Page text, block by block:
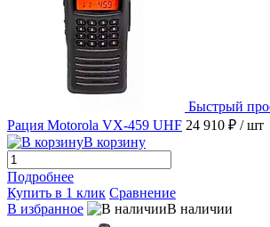
Быстрый
Рация Motorola VX-459 UHF 24 910 ₽ / шт
В корзину
Подробнее
Купить в 1 клик Сравнение
В избранное
В наличии